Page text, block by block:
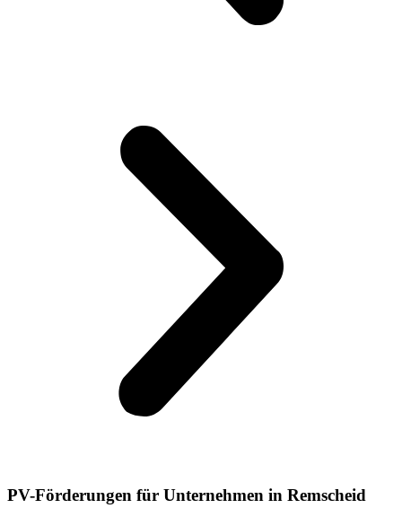
PV-Förderungen für Unternehmen in Remscheid